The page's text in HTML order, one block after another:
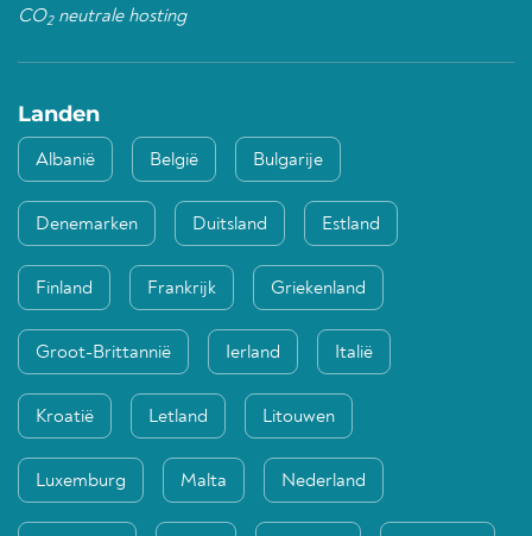
CO2neutrale hosting
Landen
Albanië België Bulgarije
Denemarken Duitsland Estland
Finland Frankrijk Griekenland
Groot-Brittannië Ierland Italië
Kroatië Letland Litouwen
Luxemburg Malta Nederland